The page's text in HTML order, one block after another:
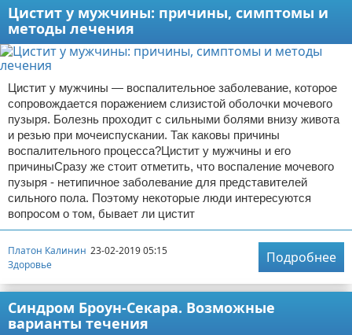
Цистит у мужчины: причины, симптомы и
методы лечения
Цистит у мужчины — воспалительное заболевание, которое
сопровождается поражением слизистой оболочки мочевого
пузыря. Болезнь проходит с сильными болями внизу живота
и резью при мочеиспускании. Так каковы причины
воспалительного процесса?Цистит у мужчины и его
причиныСразу же стоит отметить, что воспаление мочевого
пузыря - нетипичное заболевание для представителей
сильного пола. Поэтому некоторые люди интересуются
вопросом о том, бывает ли цистит
Платон Калинин 23-02-2019 05:15
Здоровье
Подробнее
Синдром Броун-Секара. Возможные
варианты течения